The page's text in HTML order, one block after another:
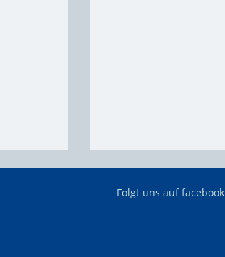
Folgt uns auf facebook